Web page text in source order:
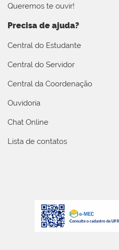
Queremos te ouvir!
Precisa de ajuda?
Central do Estudante
Central do Servidor
Central da Coordenação
Ouvidoria
Chat Online
Lista de contatos